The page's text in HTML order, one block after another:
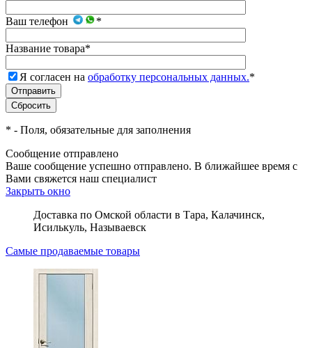
Ваш телефон *
Название товара*
Я согласен на обработку персональных данных.*
* - Поля, обязательные для заполнения
Сообщение отправлено
Ваше сообщение успешно отправлено. В ближайшее время с
Вами свяжется наш специалист
Закрыть окно
Доставка по Омской области в Тара, Калачинск,
Исилькуль, Называевск
Самые продаваемые товары